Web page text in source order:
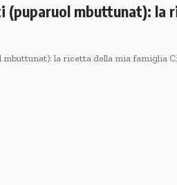
mbuttunat): la
la ricetta della mia famiglia